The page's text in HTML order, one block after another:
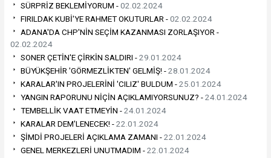
SÜRPRİZ BEKLEMİYORUM -02.02.2024
FIRILDAK KUBİ'YE RAHMET OKUTURLAR -02.02.2024
ADANA'DA CHP'NİN SEÇİM KAZANMASI ZORLAŞIYOR -
02.02.2024
SONER ÇETİN'E ÇİRKİN SALDIRI -29.01.2024
BÜYÜKŞEHİR 'GÖRMEZLİKTEN' GELMİŞ! -28.01.2024
KARALAR'IN PROJELERİNİ 'CILIZ' BULDUM -25.01.2024
YANGIN RAPORUNU NİÇİN AÇIKLAMIYORSUNUZ? -24.01.2024
TEMBELLİK VAAT ETMEYİN -24.01.2024
KARALAR DEM'LENECEK! -22.01.2024
ŞİMDİ PROJELERİ AÇIKLAMA ZAMANI -22.01.2024
GENEL MERKEZLERİ UNUTMADIM -22.01.2024